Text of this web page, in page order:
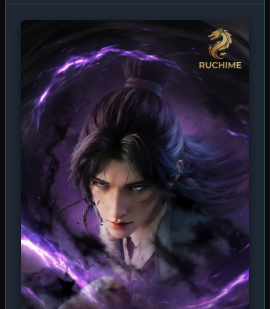
получить взамен крупицы их силы и утраченные
знания. Пробудившись в реальном мире, герой
обнаруживает, что его падение уже стало притчей во
языцех — слуги глумятся, соперники наносят визиты, а
родная сестра Линь Сянъэр умирает от болезни, не
получив помощи от тех, кто когда-то клялся в верности
имени Линь. Словно дикий зверь, загнанный в угол,
Линь Фэн использует первые крохи силы, добытой в
Бездне, чтобы сокрушить надменного кузена Линь
Юйхуна, обладателя жёлтого ранга духовного зерна.
Но спокойствие длится недолго: на дуэли, не совладав
с вырвавшейся наружу древней мощью, герой убивает
Цинь Сяо — любимого внука старейшины клана Цинь.
Разгневанные старцы врываются в поместье Линь,
требуя выдать убийцу головой. Отныне Линь Фэну
предстоит балансировать на грани жизни и смерти,
охотясь на богов в глубинах своего сознания и
прокладывая кровавый путь к вершине, где его ждёт
титул Владыки Десяти Тысяч Миров.